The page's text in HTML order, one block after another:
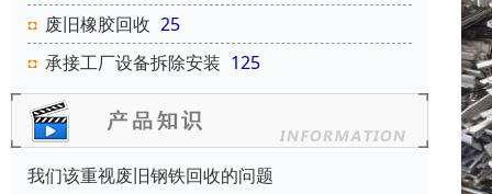
废旧橡胶回收 25
承接工厂设备拆除安装 125
我们该重视废旧钢铁回收的问题